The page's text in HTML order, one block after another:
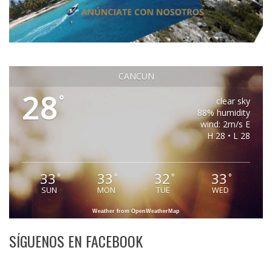
CANCUN
28°
clear sky
88% humidity
wind: 2m/s E
H 28 • L 28
33°
SUN
33°
MON
32°
TUE
33 °
WED
Weather from OpenWeatherMap
SÍGUENOS EN FACEBOOK